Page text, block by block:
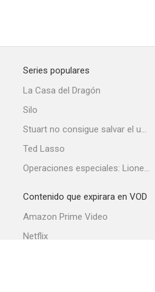
Series populares
La Casa del Dragón
Silo
Stuart no consigue salvar el universo
Ted Lasso
Operaciones especiales: Lioness
Contenido que expirara en VOD
Amazon Prime Video
Netflix